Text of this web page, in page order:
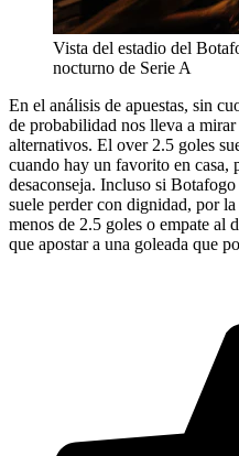
Vista del estadio del
nocturno de Serie A
En el análisis de apuestas, sin
de probabilidad nos lleva a
alternativos. El over 2.5 goles
cuando hay un favorito en casa,
desaconseja. Incluso si
suele perder con dignidad, por
menos de 2.5 goles o empate al
que apostar a una goleada que